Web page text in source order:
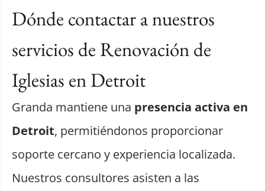
Dónde contactar a nuestros
servicios de Renovación de
Iglesias en Detroit
Granda mantiene una presencia activa en
Detroit, permitiéndonos proporcionar
soporte cercano y experiencia localizada.
Nuestros consultores asisten a las